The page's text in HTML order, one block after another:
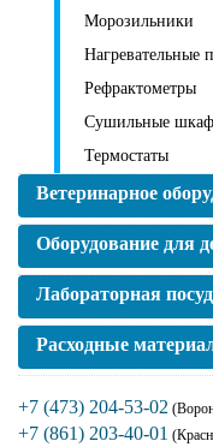
Морозильники
Нагревательные
Рефрактометры
Сушильные
Термостаты
Ветеринарное
Оборудование для
Лабораторная
Расходные
+7 (473) 204-53-02
+7 (861) 203-40-01